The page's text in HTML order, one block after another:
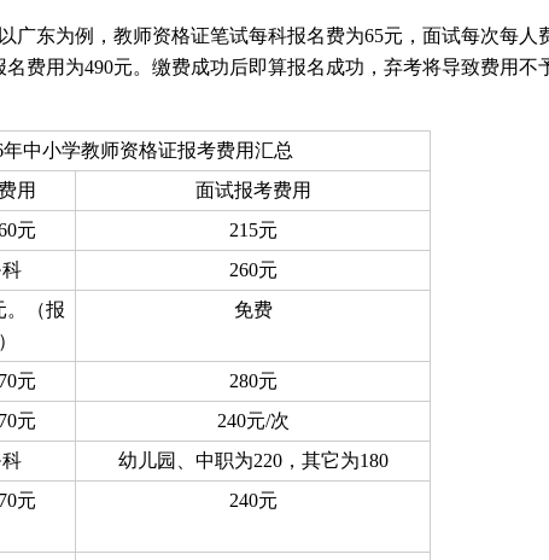
广东为例，教师资格证笔试每科报名费为65元，面试每次每人
费用为490元。缴费成功后即算报名成功，弃考将导致费用不
年中小学教师资格证报考费用汇总
用
面试报考费用
元
215元
科
260元
。（报
免费
元
280元
元
240元/次
科
幼儿园、中职为220，其它为180
元 240元